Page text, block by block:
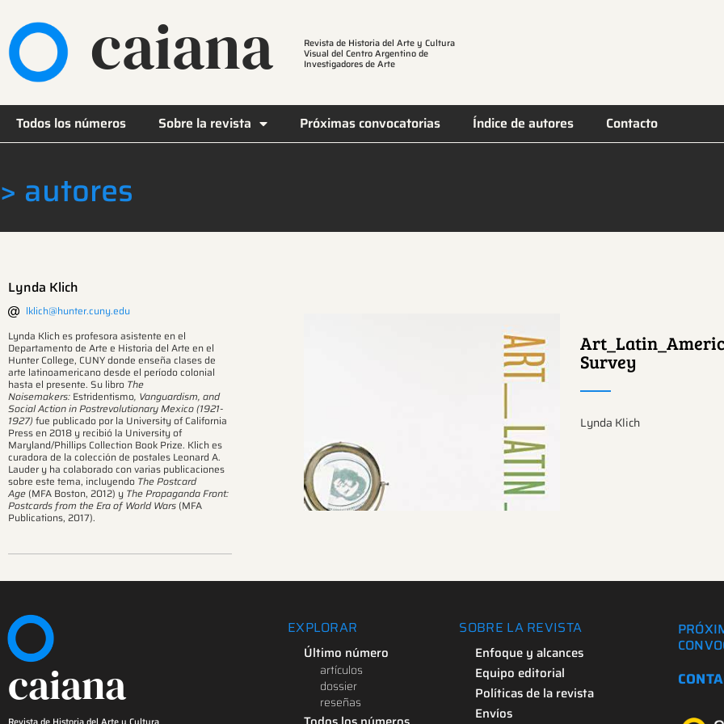
caiana Revista de Historia del Arte y Cultura
Visual del Centro Argentino de
Investigadores de Arte
Todos los números Sobre la revista Próximas convocatorias Índice de autores Contacto
> autores
Lynda Klich
lklich@hunter.cuny.edu
Lynda Klich es profesora asistente en el
Departamento de Arte e Historia del Arte en el
Hunter College, CUNY donde enseña clases de
arte latinoamericano desde el período colonial
hasta el presente. Su libro The
Noisemakers: Estridentismo, Vanguardism, and
Social Action in Postrevolutionary Mexico (1921-
1927) fue publicado por la University of California
Press en 2018 y recibió la University of
Maryland/Phillips Collection Book Prize. Klich es
curadora de la colección de postales Leonard A.
Lauder y ha colaborado con varias publicaciones
sobre este tema, incluyendo The Postcard
Age (MFA Boston, 2012) y The Propaganda Front:
Postcards from the Era of World Wars (MFA
Publications, 2017).
Ver más sobre este tema.
Survey
Lynda Klich
caiana
EXPLORAR
Último número
artículos
dossier
reseñas
SOBRE LA REVISTA
Enfoque y alcances
Equipo editorial
Políticas de la revista
Envíos